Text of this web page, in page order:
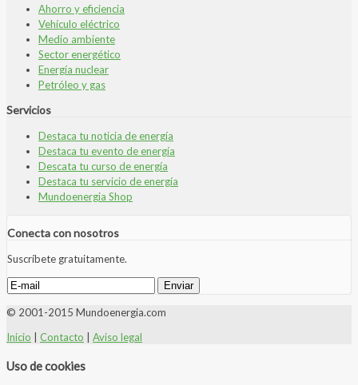
Ahorro y eficiencia
Vehículo eléctrico
Medio ambiente
Sector energético
Energía nuclear
Petróleo y gas
Servicios
Destaca tu noticia de energía
Destaca tu evento de energía
Descata tu curso de energía
Destaca tu servicio de energía
Mundoenergia Shop
Conecta con nosotros
Suscríbete gratuitamente.
© 2001-2015 Mundoenergia.com
Inicio
Contacto Aviso legal
Uso de cookies